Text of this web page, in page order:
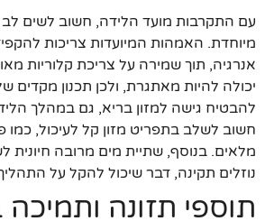
עם התקרבות מועד הלידה, חשוב לשים לב
מיוחדת. האמהות המיועדות צריכות
אנרגיה, תוך שמירה על צריכת קלוריות
יכולה להיות מאתגרת, ולכן תכנון מקדים
להבטיח גישה למזון בריא, גם במהלך
חשוב לשלב בתפריט מזון קל לעיכול, כמו
מלאים. בנוסף, שתיית מים מרובה חיונית
נוזלים תקינה, דבר שיכול להקל על
תוספי תזונה